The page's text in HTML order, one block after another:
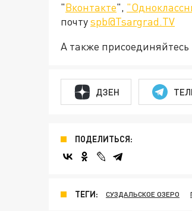
"Вконтакте",
почтуspb@Tsargrad.TV
А также присоединяйтесь
ДЗЕН
ПОДЕЛИТЬСЯ:
ТЕГИ: СУЗДАЛЬСКОЕ ОЗЕРО